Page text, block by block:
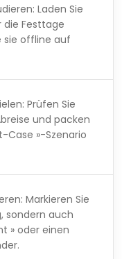
Laden Sie
die Festtage
sie offline auf
Prüfen Sie
und packen
Case »-Szenario
Markieren Sie
sondern auch
» oder einen